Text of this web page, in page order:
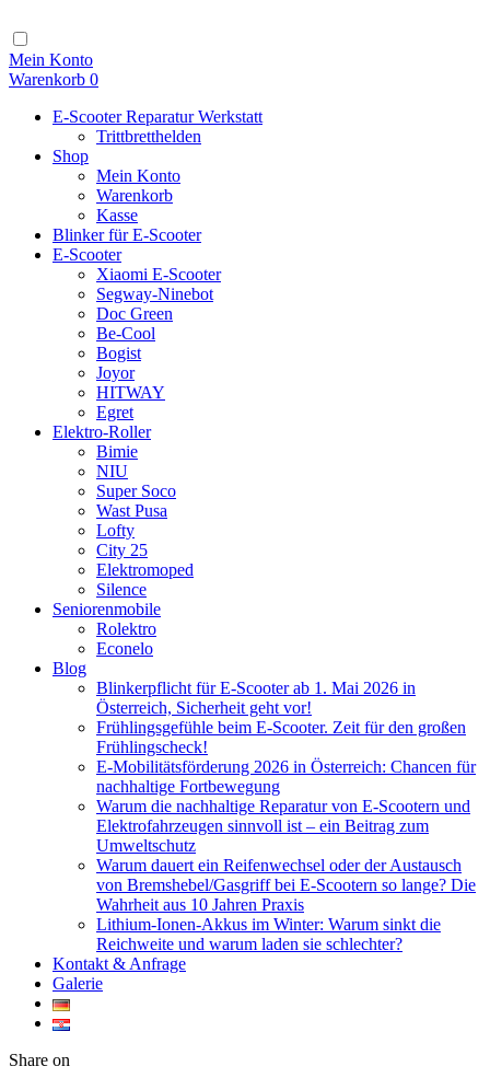
Inhalt
Mein Konto
Warenkorb 0
E-Scooter Reparatur Werkstatt
Trittbretthelden
Shop
Mein Konto
Warenkorb
Kasse
Blinker für E-Scooter
E-Scooter
Xiaomi E-Scooter
Segway-Ninebot
Doc Green
Be-Cool
Bogist
Joyor
HITWAY
Egret
Elektro-Roller
Bimie
NIU
Super Soco
Wast Pusa
Lofty
City 25
Elektromoped
Silence
Seniorenmobile
Rolektro
Econelo
Blog
Blinkerpflicht für E-Scooter ab 1. Mai 2026 in
Österreich, Sicherheit geht vor!
Frühlingsgefühle beim E-Scooter. Zeit für den großen
Frühlingscheck!
E-Mobilitätsförderung 2026 in Österreich: Chancen für
nachhaltige Fortbewegung
Warum die nachhaltige Reparatur von E-Scootern und
Elektrofahrzeugen sinnvoll ist – ein Beitrag zum
Umweltschutz
Warum dauert ein Reifenwechsel oder der Austausch
von Bremshebel/Gasgriff bei E-Scootern so lange? Die
Wahrheit aus 10 Jahren Praxis
Lithium-Ionen-Akkus im Winter: Warum sinkt die
Reichweite und warum laden sie schlechter?
Kontakt & Anfrage
Galerie
Share on